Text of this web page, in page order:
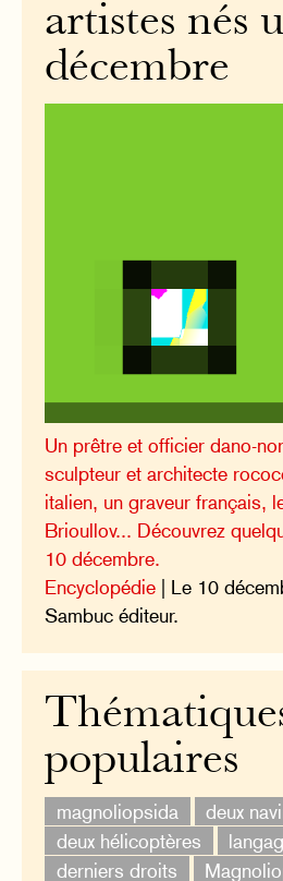
artistes nés
décembre
Un prêtre et officier dano-
sculpteur et architecte
italien, un graveur français,
Brioullov... Découvrez
10 décembre.
Encyclopédie | Le 10
Sambuc éditeur.
populaires
magnoliopsida
deux
deux hélicoptères
derniers droits